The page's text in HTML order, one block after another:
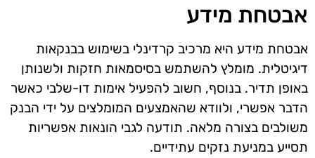
אבטחת מידע
אבטחת מידע היא מרכיב קרדינלי בשימוש בבנקאות
דיגיטלית. מומלץ להשתמש בסיסמאות חזקות ולשנותן
באופן תדיר. בנוסף, חשוב להפעיל אימות דו-שלבי כאשר
הדבר אפשרי, ולוודא שהאמצעים המומלצים על ידי הבנק
משולבים בצורה מלאה. תודעה לגבי הונאות אפשריות
תסייע במניעת נזקים עתידיים.